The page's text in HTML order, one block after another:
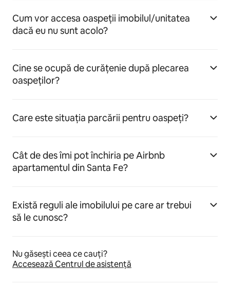
Cum vor accesa oaspeții imobilul/unitatea
dacă eu nu sunt acolo?
Cine se ocupă de curățenie după plecarea
oaspeților?
Care este situația parcării pentru oaspeți?
Cât de des îmi pot închiria pe Airbnb
apartamentul din Santa Fe?
Există reguli ale imobilului pe care ar trebui
să le cunosc?
Nu găsești ceea ce cauți?
Accesează Centrul de asistență